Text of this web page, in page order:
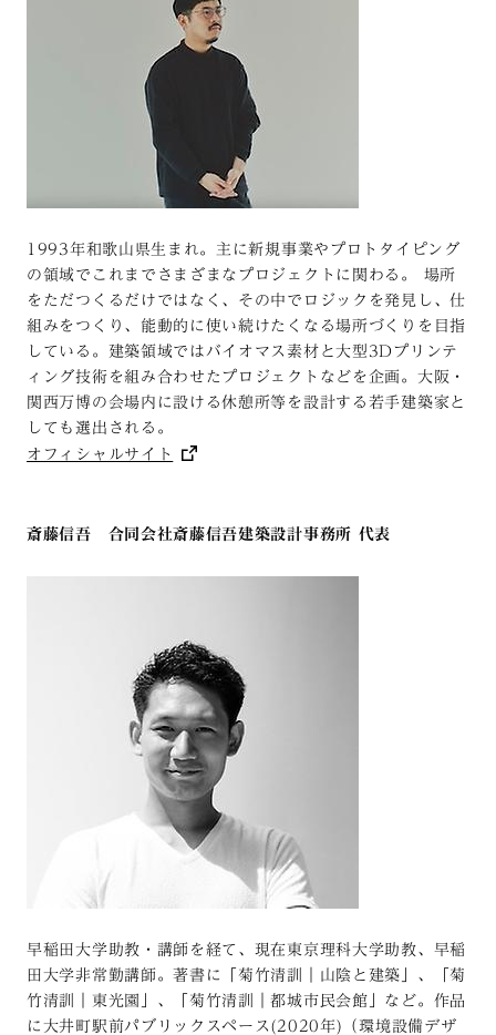
1993年和歌山県生まれ。主に新規事業やプロトタイピング
の領域でこれまでさまざまなプロジェクトに関わる。 場所
をただつくるだけではなく、その中でロジックを発見し、仕
組みをつくり、能動的に使い続けたくなる場所づくりを目指
している。建築領域ではバイオマス素材と大型3Dプリンテ
ィング技術を組み合わせたプロジェクトなどを企画。大阪・
関西万博の会場内に設ける休憩所等を設計する若手建築家と
しても選出される。
オフィシャルサイト
斎藤信吾 合同会社斎藤信吾建築設計事務所 代表
早稲田大学助教・講師を経て、現在東京理科大学助教、早稲
田大学非常勤講師。著書に「菊竹清訓｜山陰と建築」、「菊
竹清訓｜東光園」、「菊竹清訓｜都城市民会館」など。作品
に大井町駅前パブリックスペース(2020年)（環境設備デザ